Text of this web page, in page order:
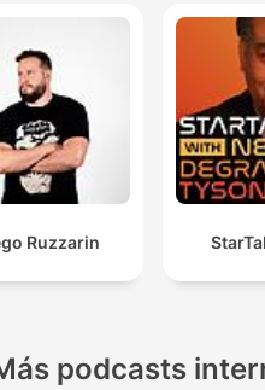
Ruzzarin
podcasts